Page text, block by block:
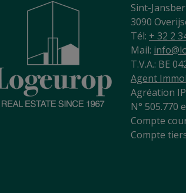
Sint-
3090
Tél: + 32 2
Mail:
T.V.A.: BE
Agent
Agréation
N° 505.770
Compte
Compte